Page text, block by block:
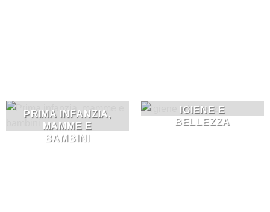
PRIMA INFANZIA,
MAMME E
BAMBINI
IGIENE E
BELLEZZA